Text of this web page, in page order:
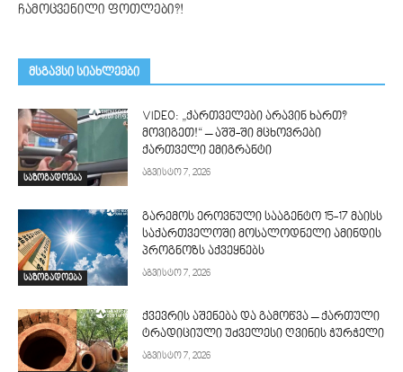
ჩამოცვენილი ფოთლები?!
მსგავსი სიახლეები
საზოგადოება
VIDEO: „ქართველები არავინ ხართ?
მოვიგეთ!“ – აშშ-ში მცხოვრები
ქართველი ემიგრანტი
აგვისტო 7, 2026
საზოგადოება
გარემოს ეროვნული სააგენტო 15-17 მაისს
საქართველოში მოსალოდნელი ამინდის
პროგნოზს აქვეყნებს
აგვისტო 7, 2026
ქვევრის აშენება და გამოწვა – ქართული
ტრადიციული უძველესი ღვინის ჭურჭელი
აგვისტო 7, 2026